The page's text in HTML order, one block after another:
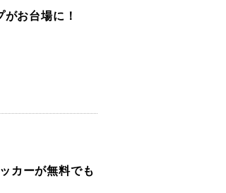
お台場に！
カーが無料でも